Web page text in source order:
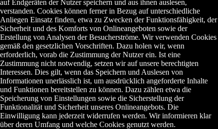
auf Endgeräten der Nutzer speichern und aus ihnen auslesen,
verstanden. Cookies können ferner in Bezug auf unterschiedliche
Anliegen Einsatz finden, etwa zu Zwecken der Funktionsfähigkeit, der
Sicherheit und des Komforts von Onlineangeboten sowie der
Erstellung von Analysen der Besucherströme. Wir verwenden Cookies
gemäß den gesetzlichen Vorschriften. Dazu holen wir, wenn
erforderlich, vorab die Zustimmung der Nutzer ein. Ist eine
Zustimmung nicht notwendig, setzen wir auf unsere berechtigten
Interessen. Dies gilt, wenn das Speichern und Auslesen von
Informationen unerlässlich ist, um ausdrücklich angeforderte Inhalte
und Funktionen bereitstellen zu können. Dazu zählen etwa die
Speicherung von Einstellungen sowie die Sicherstellung der
Funktionalität und Sicherheit unseres Onlineangebots. Die
Einwilligung kann jederzeit widerrufen werden. Wir informieren klar
über deren Umfang und welche Cookies genutzt werden.